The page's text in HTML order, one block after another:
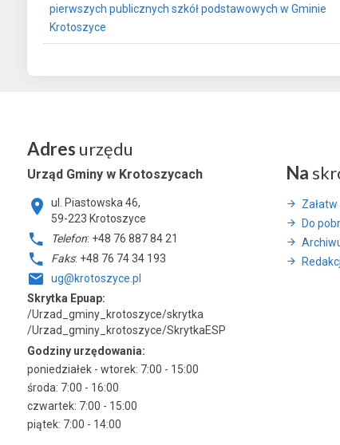
pierwszych publicznych szkół podstawowych w Gminie
Krotoszyce
Adres urzędu
Urząd Gminy w Krotoszycach
ul. Piastowska 46,
59-223 Krotoszyce
Telefon: +48 76 887 84 21
Faks: +48 76 74 34 193
ug@krotoszyce.pl
Skrytka Epuap:
/Urzad_gminy_krotoszyce/skrytka
/Urzad_gminy_krotoszyce/SkrytkaESP
Godziny urzędowania:
poniedziałek - wtorek: 7:00 - 15:00
środa: 7:00 - 16:00
czwartek: 7:00 - 15:00
piątek: 7:00 - 14:00
Na
Do